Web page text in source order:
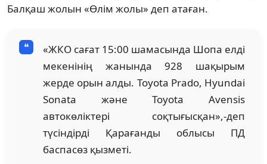
Балқаш жолын «Өлім жолы» деп атаған.
«ЖКО сағат 15:00 шамасында Шопа елді
мекенінің жанында 928 шақырым
жерде орын алды. Toyota Prado, Hyundai
Sonata және Toyota Avensis
автокөліктері соқтығысқан»,-деп
түсіндірді Қарағанды облысы ПД
баспасөз қызметі.